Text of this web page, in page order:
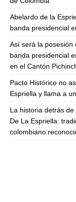
Abelardo de la
banda presidencial
Así será la posesión
banda presidencial
en el Cantón
Pacto Histórico no
Espriella y llama a
La historia detrás
De La Espriella:
colombiano